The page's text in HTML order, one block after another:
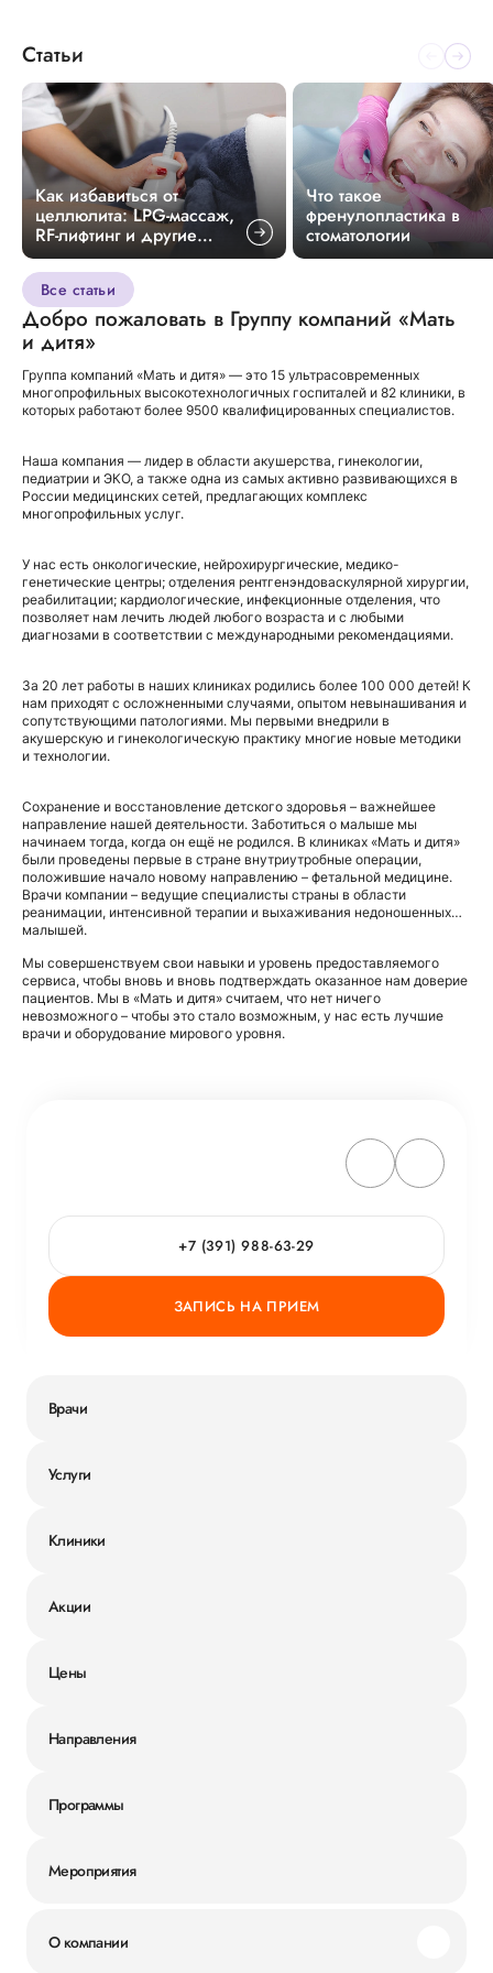
Статьи
Как избавиться от
целлюлита: LPG-массаж,
RF-лифтинг и другие
методики
Что такое
френулопластика в
стоматологии
Все статьи
Добро пожаловать в Группу компаний «Мать
и дитя»
Группа компаний «Мать и дитя» — это 15 ультрасовременных
многопрофильных высокотехнологичных госпиталей и 82 клиники, в
которых работают более 9500 квалифицированных специалистов.
Наша компания — лидер в области акушерства, гинекологии,
педиатрии и ЭКО, а также одна из самых активно развивающихся в
России медицинских сетей, предлагающих комплекс
многопрофильных услуг.
У нас есть онкологические, нейрохирургические, медико-
генетические центры; отделения рентгенэндоваскулярной хирургии,
реабилитации; кардиологические, инфекционные отделения, что
позволяет нам лечить людей любого возраста и с любыми
диагнозами в соответствии с международными рекомендациями.
За 20 лет работы в наших клиниках родились более 100 000 детей! К
нам приходят с осложненными случаями, опытом невынашивания и
сопутствующими патологиями. Мы первыми внедрили в
акушерскую и гинекологическую практику многие новые методики
и технологии.
Сохранение и восстановление детского здоровья – важнейшее
направление нашей деятельности. Заботиться о малыше мы
начинаем тогда, когда он ещё не родился. В клиниках «Мать и дитя»
были проведены первые в стране внутриутробные операции,
положившие начало новому направлению – фетальной медицине.
Врачи компании – ведущие специалисты страны в области
реанимации, интенсивной терапии и выхаживания недоношенных
малышей.
Мы совершенствуем свои навыки и уровень предоставляемого
сервиса, чтобы вновь и вновь подтверждать оказанное нам доверие
пациентов. Мы в «Мать и дитя» считаем, что нет ничего
невозможного – чтобы это стало возможным, у нас есть лучшие
врачи и оборудование мирового уровня.
+7 (391) 988-63-29
ЗАПИСЬ НА ПРИЕМ
Врачи
Услуги
Клиники
Акции
Цены
Направления
Программы
Мероприятия
О компании